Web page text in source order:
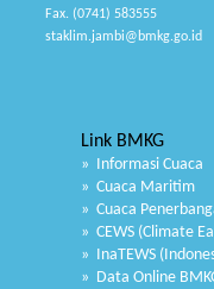
Fax. (0741) 583555
staklim.jambi@bmkg.go.id
Link BMKG
» Informasi Cuaca
» Cuaca Maritim
» Cuaca
» CEWS (Climate
» InaTEWS
» Data Online